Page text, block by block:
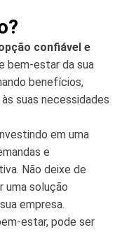
confiável e
bem-estar da sua
benefícios,
suas necessidades
em uma
e
Não deixe de
uma solução
empresa.
estar, pode ser